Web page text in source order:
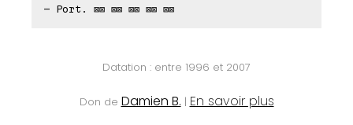
- Port. ⊠⊠ ⊠⊠ ⊠⊠ ⊠⊠ ⊠⊠
Datation : entre 1996 et 2007
Don de Damien B. | En savoir plus